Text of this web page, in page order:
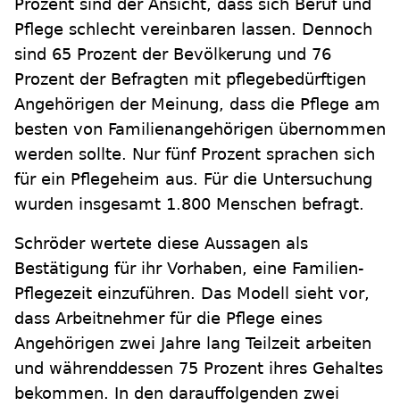
Prozent sind der Ansicht, dass sich Beruf und
Pflege schlecht vereinbaren lassen. Dennoch
sind 65 Prozent der Bevölkerung und 76
Prozent der Befragten mit pflegebedürftigen
Angehörigen der Meinung, dass die Pflege am
besten von Familienangehörigen übernommen
werden sollte. Nur fünf Prozent sprachen sich
für ein Pflegeheim aus. Für die Untersuchung
wurden insgesamt 1.800 Menschen befragt.
Schröder wertete diese Aussagen als
Bestätigung für ihr Vorhaben, eine Familien-
Pflegezeit einzuführen. Das Modell sieht vor,
dass Arbeitnehmer für die Pflege eines
Angehörigen zwei Jahre lang Teilzeit arbeiten
und währenddessen 75 Prozent ihres Gehaltes
bekommen. In den darauffolgenden zwei